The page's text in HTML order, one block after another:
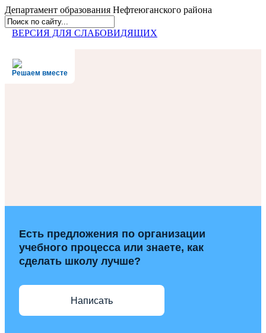
Департамент образования Нефтеюганского района
ВЕРСИЯ ДЛЯ СЛАБОВИДЯЩИХ
Решаем вместе
Есть предложения по организации
учебного процесса или знаете, как
сделать школу лучше?
Написать